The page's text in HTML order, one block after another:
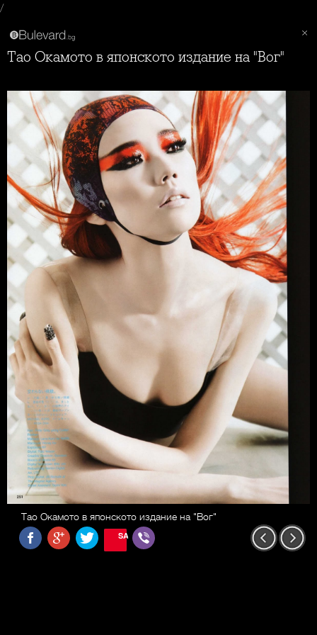
/
Тао Окамото в японското издание на "Вог"
Тао Окамото в японското издание на "Вог"
SAVE